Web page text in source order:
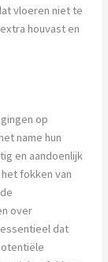
vloeren niet te
houvast en
op
name hun
en aandoenlijk
fokken van
over
dat